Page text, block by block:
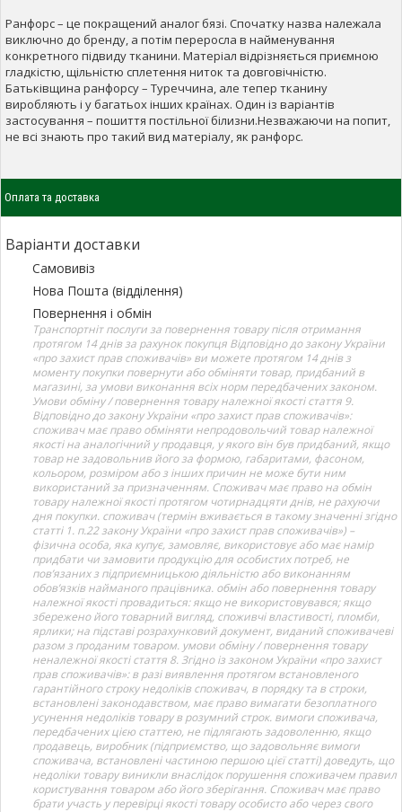
Ранфорс – це покращений аналог бязі. Спочатку назва належала
виключно до бренду, а потім переросла в найменування
конкретного підвиду тканини. Матеріал відрізняється приємною
гладкістю, щільністю сплетення ниток та довговічністю.
Батьківщина ранфорсу – Туреччина, але тепер тканину
виробляють і у багатьох інших країнах. Один із варіантів
застосування – пошиття постільної білизни.Незважаючи на попит,
не всі знають про такий вид матеріалу, як ранфорс.
Оплата та доставка
Варіанти доставки
Самовивіз
Нова Пошта (відділення)
Повернення і обмін
Транспортніт послуги за повернення товару після отримання
протягом 14 днів за рахунок покупця Відповідно до закону України
«про захист прав споживачів» ви можете протягом 14 днів з
моменту покупки повернути або обміняти товар, придбаний в
магазині, за умови виконання всіх норм передбачених законом.
Умови обміну / повернення товару належної якості стаття 9.
Відповідно до закону України «про захист прав споживачів»:
споживач має право обміняти непродовольчий товар належної
якості на аналогічний у продавця, у якого він був придбаний, якщо
товар не задовольнив його за формою, габаритами, фасоном,
кольором, розміром або з інших причин не може бути ним
використаний за призначенням. Споживач має право на обмін
товару належної якості протягом чотирнадцяти днів, не рахуючи
дня покупки. споживач (термін вживається в такому значенні згідно
статті 1. п.22 закону України «про захист прав споживачів») –
фізична особа, яка купує, замовляє, використовує або має намір
придбати чи замовити продукцію для особистих потреб, не
пов’язаних з підприємницькою діяльністю або виконанням
обов’язків найманого працівника. обмін або повернення товару
належної якості провадиться: якщо не використовувався; якщо
збережено його товарний вигляд, споживчі властивості, пломби,
ярлики; на підставі розрахунковий документ, виданий споживачеві
разом з проданим товаром. умови обміну / повернення товару
неналежної якості стаття 8. Згідно із законом України «про захист
прав споживачів»: в разі виявлення протягом встановленого
гарантійного строку недоліків споживач, в порядку та в строки,
встановлені законодавством, має право вимагати безоплатного
усунення недоліків товару в розумний строк. вимоги споживача,
передбачених цією статтею, не підлягають задоволенню, якщо
продавець, виробник (підприємство, що задовольняє вимоги
споживача, встановлені частиною першою цієї статті) доведуть, що
недоліки товару виникли внаслідок порушення споживачем правил
користування товаром або його зберігання. Споживач має право
брати участь у перевірці якості товару особисто або через свого